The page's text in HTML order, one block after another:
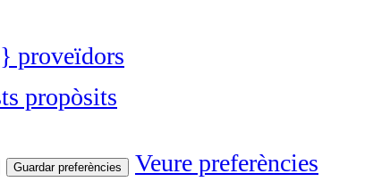
proveïdors
propòsits
Guardar preferències Veure preferències